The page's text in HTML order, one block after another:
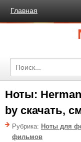
Главная
Ноты:
by скачать,
Рубрика: Ноты для
фильмов